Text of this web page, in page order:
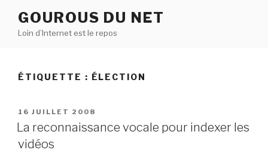
contenu
GOUROUS DU NET
Loin d’Internet est le repos
ÉTIQUETTE : ÉLECTION
PUBLIÉ
LE
16 JUILLET 2008
La reconnaissance vocale pour indexer les
vidéos